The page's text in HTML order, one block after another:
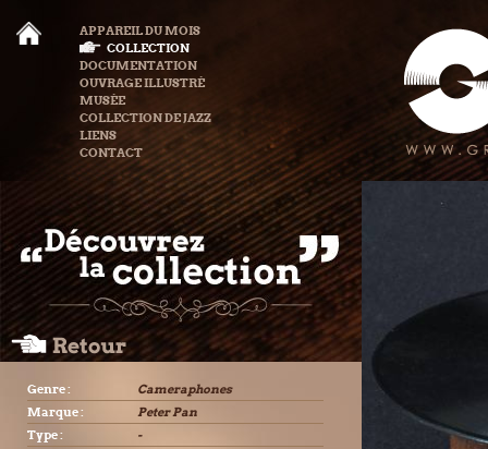
APPAREIL DU MOIS
COLLECTION
DOCUMENTATION
OUVRAGE ILLUSTRÉ
MUSÉE
COLLECTION DE JAZZ
LIENS
CONTACT
Genre :
Cameraphones
Marque :
Peter Pan
Type :
-